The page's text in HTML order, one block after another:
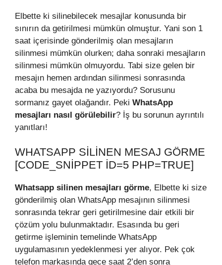
Elbette ki silinebilecek mesajlar konusunda bir
sınırın da getirilmesi mümkün olmuştur. Yani son 1
saat içerisinde gönderilmiş olan mesajların
silinmesi mümkün olurken; daha sonraki mesajların
silinmesi mümkün olmuyordu. Tabi size gelen bir
mesajın hemen ardından silinmesi sonrasında
acaba bu mesajda ne yazıyordu? Sorusunu
sormanız gayet olağandır. Peki WhatsApp
mesajları nasıl görülebilir? İş bu sorunun ayrıntılı
yanıtları!
WHATSAPP SILINEN MESAJ GÖRME
[CODE_SNIPPET ID=5 PHP=TRUE]
Whatsapp silinen mesajları görme, Elbette ki size
gönderilmiş olan WhatsApp mesajının silinmesi
sonrasında tekrar geri getirilmesine dair etkili bir
çözüm yolu bulunmaktadır. Esasında bu geri
getirme işleminin temelinde WhatsApp
uygulamasının yedeklenmesi yer alıyor. Pek çok
telefon markasında gece saat 2’den sonra